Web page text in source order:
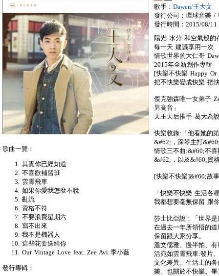
歌手： Dawen/王大文
發行公司：環球音樂 /
發行時間：2015/08/11
陽光 水分 和空氣般的
每一天 建議享用一次
情歌世界的大仁哥
2015年全新創作專輯
[快樂不快樂 Happy Or
把不快樂變成快樂 把
傑克強森唯一女弟子
男高音」
天王天后推手 葛大為
快樂收錄:「他看她的
&#62;，深琴主打
情歌三不曲:&#60;不
&#62;，以及&#60;資
[快樂不快樂]&#60;故
「快樂不快樂 生活各
我都想要毫無保留 跟
莎士比亞說：「世界
在過去一年所領悟的
保留跟大家分享。
溫文儒雅、慢半拍、
活宛如雲霄飛車:發片
文化差異。生活上的
樂、也關於不快樂。
歌曲一覽：
其實你已經知道
不喜歡補習班
雲霄飛車
如果你愛我怎麼不說
亂流
資格不符
不要浪費星期六
寫不出來
我不是機器人
這些花要送給你
Our Vintage Love feat. Zee Avi 季小薇
發行專輯：